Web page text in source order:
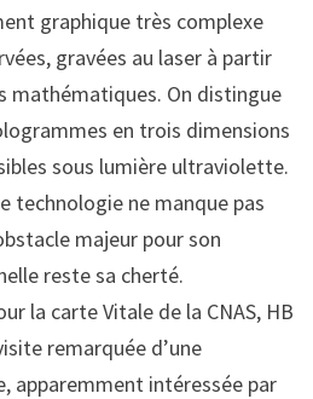
graphique très complexe
gravées au laser à partir
mathématiques. On distingue
en trois dimensions
sous lumière ultraviolette.
technologie ne manque pas
majeur pour son
reste sa cherté.
la carte Vitale de la CNAS, HB
remarquée d’une
apparemment intéressée par